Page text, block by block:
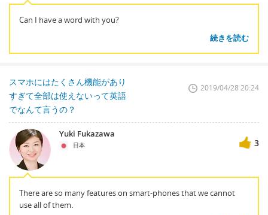
Can I have a word with you?
続きを読む
スマホにはたくさん機能があり
すぎて全部は使えないって英語
でなんて言うの？
2019/04/28 20:24
Yuki Fukazawa
日本 3
There are so many features on smart-phones that we cannot
use all of them.